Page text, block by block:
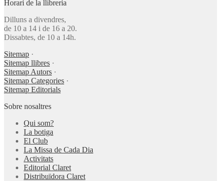
Horari de la llibreria
Dilluns a divendres,
de 10 a 14 i de 16 a 20.
Dissabtes, de 10 a 14h.
Sitemap ·
Sitemap llibres ·
Sitemap Autors ·
Sitemap Categories ·
Sitemap Editorials
Sobre nosaltres
Qui som?
La botiga
El Club
La Missa de Cada Dia
Activitats
Editorial Claret
Distribuïdora Claret